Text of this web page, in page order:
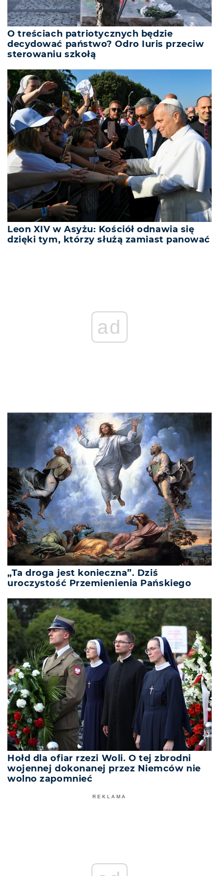
O treściach patriotycznych będzie
decydować państwo? Odro Iuris przeciw
sterowaniu szkołą
Leon XIV w Asyżu: Kościół odnawia się
dzięki tym, którzy służą zamiast panować
ad
„Ta droga jest konieczna”. Dziś
uroczystość Przemienienia Pańskiego
Hołd dla ofiar rzezi Woli. O tej zbrodni
wojennej dokonanej przez Niemców nie
wolno zapomnieć
REKLAMA